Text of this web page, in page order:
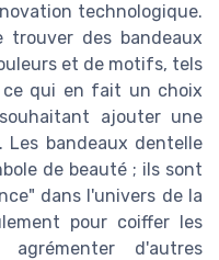
technologique.
trouver des bandeaux
et de motifs, tels
ce qui en fait un choix
ajouter une
Les bandeaux dentelle
de beauté ; ils sont
dans l'univers de la
pour coiffer les
d'autres